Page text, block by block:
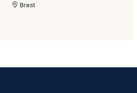
Brest